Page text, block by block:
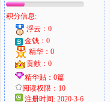
积分信息:
浮云：0
金钱：0
精华：0
贡献：0
精华贴：0篇
阅读权限：10
注册时间: 2020-3-6